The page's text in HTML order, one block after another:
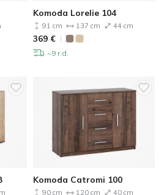
Komoda Lorelie 104
91 cm 137 cm 44 cm
369 €
~9 r.d.
Komoda Catromi 100
90 cm 120 cm 40 cm